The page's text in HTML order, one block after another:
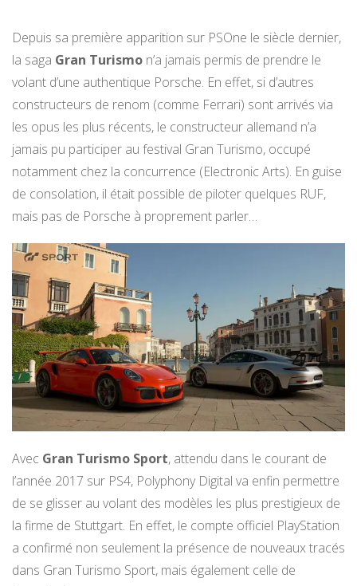
Depuis sa première apparition sur PSOne le siècle dernier,
la saga Gran Turismo n’a jamais permis de prendre le
volant d’une authentique Porsche. En effet, si d’autres
constructeurs de renom (comme Ferrari) sont arrivés via
les opus les plus récents, le constructeur allemand n’a
jamais pu participer au festival Gran Turismo, occupé
notamment chez la concurrence (Electronic Arts). En guise
de consolation, il était possible de piloter quelques RUF,
mais pas de Porsche à proprement parler…
Avec Gran Turismo Sport, attendu dans le courant de
l’année 2017 sur PS4, Polyphony Digital va enfin permettre
de se glisser au volant des modèles les plus prestigieux de
la firme de Stuttgart. En effet, le compte officiel PlayStation
a confirmé non seulement la présence de nouveaux tracés
dans Gran Turismo Sport, mais également celle de